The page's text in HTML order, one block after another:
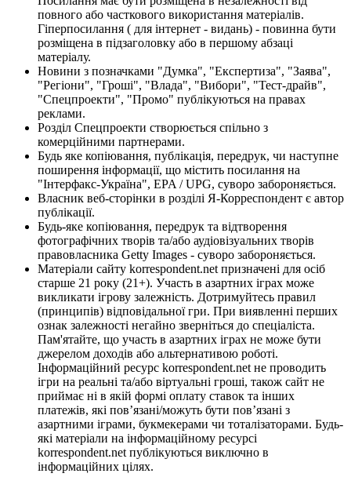
повного або часткового використання матеріалів.
Гіперпосилання ( для інтернет - видань) - повинна бути
розміщена в підзаголовку або в першому абзаці
матеріалу.
Новини з позначками "Думка", "Експертиза", "Заява",
"Регіони", "Гроші", "Влада", "Вибори", "Тест-драйв",
"Спецпроекти", "Промо" публікуються на правах
реклами.
Розділ Спецпроекти створюється спільно з
комерційними партнерами.
Будь яке копіювання, публікація, передрук, чи наступне
поширення інформації, що містить посилання на
"Інтерфакс-Україна", EPA / UPG, суворо забороняється.
Власник веб-сторінки в розділі Я-Корреспондент є автор
публікації.
Будь-яке копіювання, передрук та відтворення
фотографічних творів та/або аудіовізуальних творів
правовласника Getty Images - суворо забороняється.
Матеріали сайту korrespondent.net призначені для осіб
старше 21 року (21+). Участь в азартних іграх може
викликати ігрову залежність. Дотримуйтесь правил
(принципів) відповідальної гри. При виявленні перших
ознак залежності негайно зверніться до спеціаліста.
Пам'ятайте, що участь в азартних іграх не може бути
джерелом доходів або альтернативою роботі.
Інформаційний ресурс korrespondent.net не проводить
ігри на реальні та/або віртуальні гроші, також сайт не
приймає ні в якій формі оплату ставок та інших
платежів, які пов’язані/можуть бути пов’язані з
азартними іграми, букмекерами чи тоталізаторами. Будь-
які матеріали на інформаційному ресурсі
korrespondent.net публікуються виключно в
інформаційних цілях.